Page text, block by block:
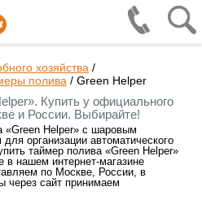
хозяйства /
полива / Green Helper
Купить у официального
и России. Выбирайте!
«Green Helper» с шаровым
организации автоматического
таймер полива «Green Helper»
нашем интернет-магазине
по Москве, России, в
через сайт принимаем